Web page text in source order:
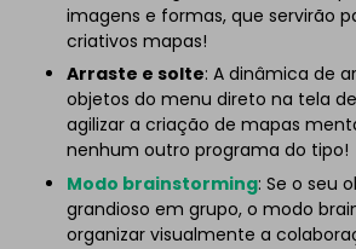
imagens e formas, que servirão
criativos mapas!
Arraste e solte: A dinâmica de
objetos do menu direto na tela
agilizar a criação de mapas
nenhum outro programa do tipo!
Modo brainstorming: Se o seu
grandioso em grupo, o modo
organizar visualmente a